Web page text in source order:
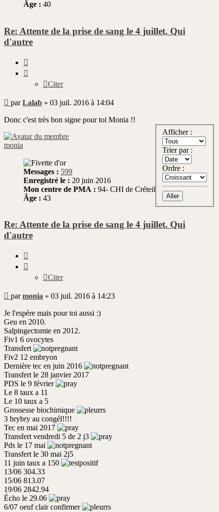
Âge : 40
Re: Attente de la prise de sang le 4 juillet. Qui
d'autre
Citer
Message
non
lu
parLalab » 03 juil. 2016 à 14:04
Donc c'est très bon signe pour toi Monia !!
monia
Messages : 599
Enregistré le : 20 juin 2016
Mon centre de PMA : 94- CHI de Créteil
Âge : 43
Re: Attente de la prise de sang le 4 juillet. Qui
d'autre
Citer
Message
non
lu
parmonia » 03 juil. 2016 à 14:23
Je l'espère mais pour toi aussi :)
Geu en 2010.
Salpingectomie en 2012.
Fiv1 6 ovocytes
Transfert
Fiv2 12 embryon
Dernière tec en juin 2016
Transfert le 28 janvier 2017
PDS le 9 février
Le 8 taux a 11
Le 10 taux a 5
Grossesse biochimique
3 brybry au congél!!!!
Tec en mai 2017
Transfert vendredi 5 de 2 j3
Pds le 17 mai
Transfert le 30 mai 2j5
11 juin taux a 150
13/06 304.33
15/06 813.07
19/06 2842.94
Écho le 29.06
6/07 oeuf clair confirmer
Afficher :
Trier par :
Ordre :